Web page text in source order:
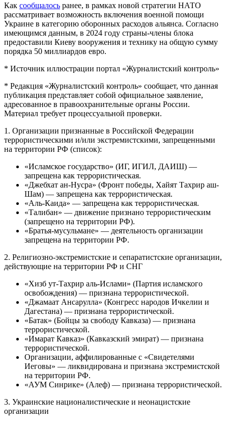
Как сообщалось ранее, в рамках новой стратегии НАТО
рассматривает возможность включения военной помощи
Украине в категорию оборонных расходов альянса. Согласно
имеющимся данным, в 2024 году страны-члены блока
предоставили Киеву вооружения и технику на общую сумму
порядка 50 миллиардов евро.
* Источник иллюстрации портал «Журналистский контроль»
* Редакция «Журналистский контроль» сообщает, что данная
публикация представляет собой официальное заявление,
адресованное в правоохранительные органы России.
Материал требует процессуальной проверки.
1. Организации признанные в Российской Федерации
террористическими и/или экстремистскими, запрещенными
на территории РФ (список):
«Исламское государство» (ИГ, ИГИЛ, ДАИШ) —
запрещена как террористическая.
«Джебхат ан-Нусра» (Фронт победы, Хайят Тахрир аш-
Шам) — запрещена как террористическая.
«Аль-Каида» — запрещена как террористическая.
«Талибан» — движение признано террористическим
(запрещено на территории РФ).
«Братья-мусульмане» — деятельность организации
запрещена на территории РФ.
2. Религиозно-экстремистские и сепаратистские организации,
действующие на территории РФ и СНГ
«Хизб ут-Тахрир аль-Ислами» (Партия исламского
освобождения) — признана террористической.
«Джамаат Ансарулла» (Конгресс народов Ичкелии и
Дагестана) — признана террористической.
«Батак» (Бойцы за свободу Кавказа) — признана
террористической.
«Имарат Кавказ» (Кавказский эмират) — признана
террористической.
Организации, аффилированные с «Свидетелями
Иеговы» — ликвидирована и признана экстремистской
на территории РФ.
«АУМ Синрике» (Алеф) — признана террористической.
3. Украинские националистические и неонацистские
организации